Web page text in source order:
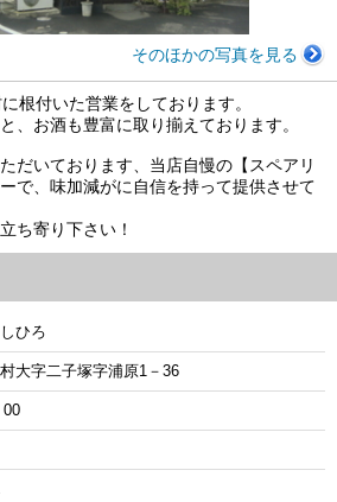
そのほかの写真を見る
根付いた営業をしております。
、お酒も豊富に取り揃えております。
だいております、当店自慢の【スペアリ
で、味加減がに自信を持って提供させて
ち寄り下さい！
ひろ
大字二子塚字浦原1－36
00